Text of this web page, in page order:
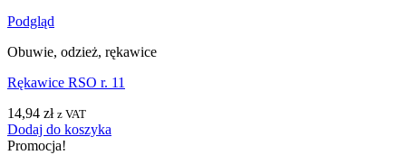
Podgląd
Obuwie, odzież, rękawice
Rękawice RSO r. 11
14,94 zł z VAT
Dodaj do koszyka
Promocja!